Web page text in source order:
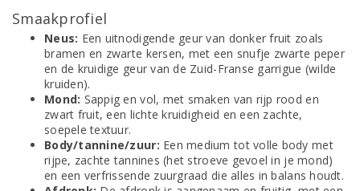
Smaakprofiel
Neus: Een uitnodigende geur van donker fruit zoals
bramen en zwarte kersen, met een snufje zwarte peper
en de kruidige geur van de Zuid-Franse garrigue (wilde
kruiden).
Mond: Sappig en vol, met smaken van rijp rood en
zwart fruit, een lichte kruidigheid en een zachte,
soepele textuur.
Body/tannine/zuur: Een medium tot volle body met
rijpe, zachte tannines (het stroeve gevoel in je mond)
en een verfrissende zuurgraad die alles in balans houdt.